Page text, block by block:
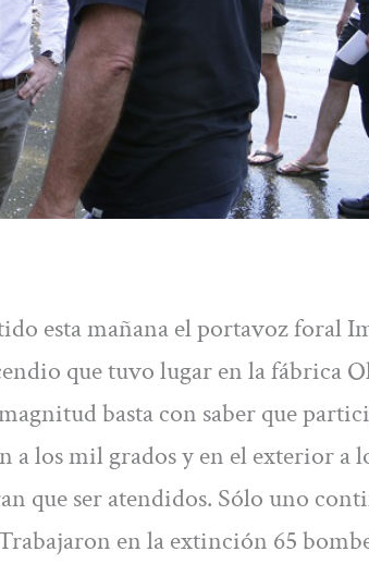
esta mañana el portavoz foral
que tuvo lugar en la fábrica
basta con saber que
los mil grados y en el exterior a
que ser atendidos. Sólo uno
en la extinción 65